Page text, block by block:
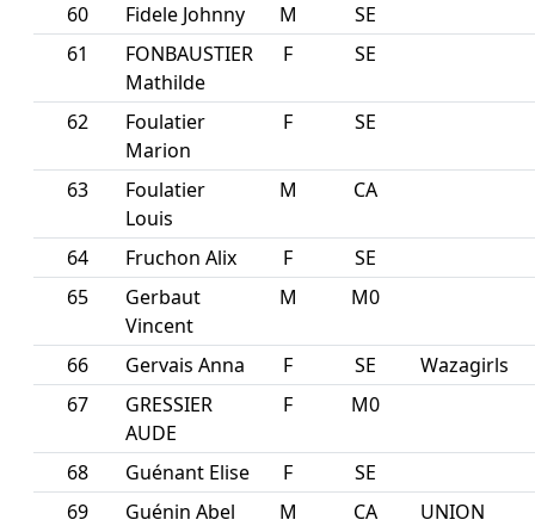
60
Fidele Johnny M
SE
61
FONBAUSTIER
Mathilde
F SE
62
Foulatier
Marion
F SE
63
Foulatier
Louis
M CA
64 Fruchon Alix F
SE
65
Gerbaut
Vincent
M M0
66 Gervais Anna F SE
Wazagirls
67
GRESSIER
AUDE
F M0
68 Guénant Elise F
SE
69
Guénin Abel M CA
UNION